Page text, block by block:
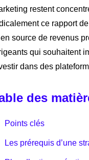
restent
ce rapport
source de revenus
qui souhaitent
dans des
des
Points clés
Les prérequis d’une